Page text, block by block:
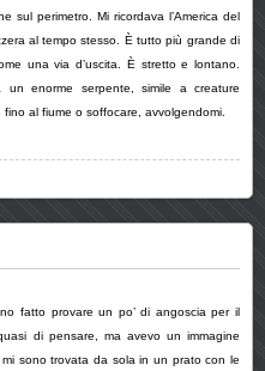
sul perimetro. Mi ricordava l’America del
al tempo stesso. È tutto più grande di
una via d’uscita. È stretto e lontano.
enorme serpente, simile a creature
al fiume o soffocare, avvolgendomi.
fatto provare un po’ di angoscia per il
di pensare, ma avevo un immagine
mi sono trovata da sola in un prato con le